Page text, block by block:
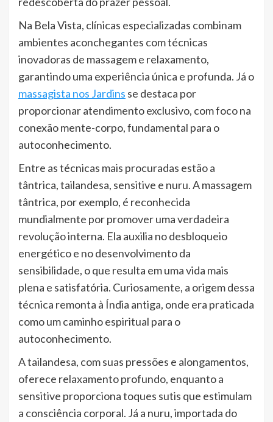
Na Bela Vista, clínicas especializadas combinam
ambientes aconchegantes com técnicas
inovadoras de massagem e relaxamento,
garantindo uma experiência única e profunda. Já o
massagista nos Jardins se destaca por
proporcionar atendimento exclusivo, com foco na
conexão mente-corpo, fundamental para o
autoconhecimento.
Entre as técnicas mais procuradas estão a
tântrica, tailandesa, sensitive e nuru. A massagem
tântrica, por exemplo, é reconhecida
mundialmente por promover uma verdadeira
revolução interna. Ela auxilia no desbloqueio
energético e no desenvolvimento da
sensibilidade, o que resulta em uma vida mais
plena e satisfatória. Curiosamente, a origem dessa
técnica remonta à Índia antiga, onde era praticada
como um caminho espiritual para o
autoconhecimento.
A tailandesa, com suas pressões e alongamentos,
oferece relaxamento profundo, enquanto a
sensitive proporciona toques sutis que estimulam
a consciência corporal. Já a nuru, importada do